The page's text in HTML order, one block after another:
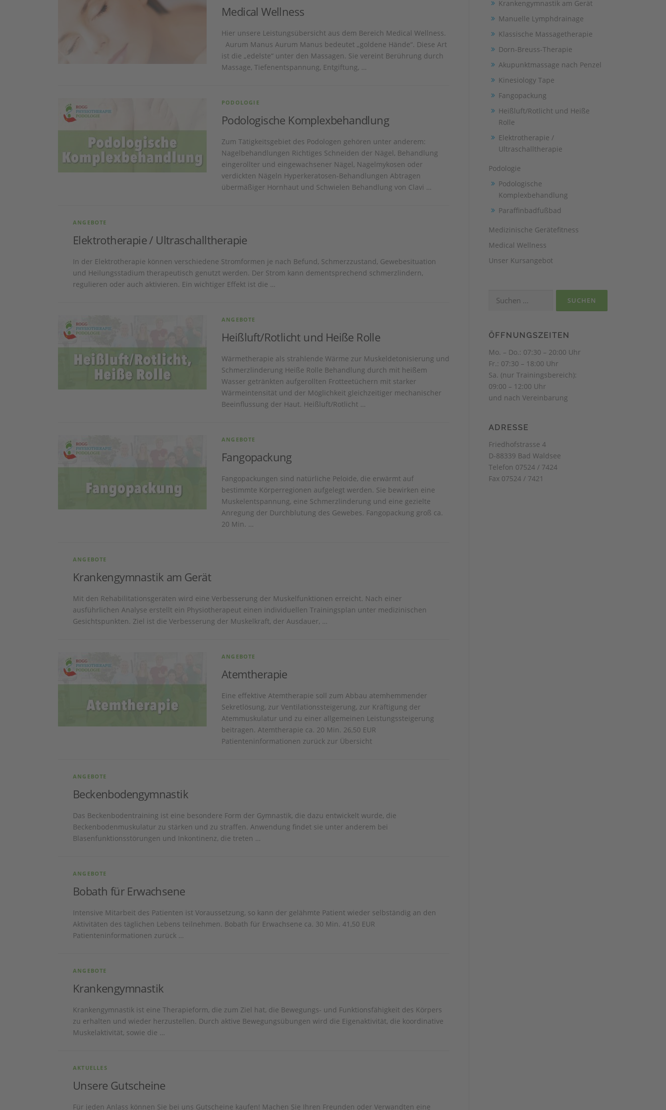
Medical Wellness
Hier unsere Leistungsübersicht aus dem Bereich Medical Wellness.
Aurum Manus Aurum Manus bedeutet „goldene Hände“. Diese Art
ist die „edelste“ unter den Massagen. Sie vereint Berührung durch
Massage, Tiefenentspannung, Entgiftung, …
PODOLOGIE
Podologische Komplexbehandlung
Zum Tätigkeitsgebiet des Podologen gehören unter anderem:
Nagelbehandlungen Richtiges Schneiden der Nägel, Behandlung
eingerollter und eingewachsener Nägel, Nagelmykosen oder
verdickten Nägeln Hyperkeratosen-Behandlungen Abtragen
übermäßiger Hornhaut und Schwielen Behandlung von Clavi …
ANGEBOTE
Elektrotherapie / Ultraschalltherapie
In der Elektrotherapie können verschiedene Stromformen je nach Befund, Schmerzzustand, Gewebesituation
und Heilungsstadium therapeutisch genutzt werden. Der Strom kann dementsprechend schmerzlindern,
regulieren oder auch aktivieren. Ein wichtiger Effekt ist die …
ANGEBOTE
Heißluft/Rotlicht und Heiße Rolle
Wärmetherapie als strahlende Wärme zur Muskeldetonisierung und
Schmerzlinderung Heiße Rolle Behandlung durch mit heißem
Wasser getränkten aufgerollten Frotteetüchern mit starker
Wärmeintensität und der Möglichkeit gleichzeitiger mechanischer
Beeinflussung der Haut. Heißluft/Rotlicht …
ANGEBOTE
Fangopackung
Fangopackungen sind natürliche Peloide, die erwärmt auf
bestimmte Körperregionen aufgelegt werden. Sie bewirken eine
Muskelentspannung, eine Schmerzlinderung und eine gezielte
Anregung der Durchblutung des Gewebes. Fangopackung groß ca.
20 Min. …
ANGEBOTE
Krankengymnastik am Gerät
Mit den Rehabilitationsgeräten wird eine Verbesserung der Muskelfunktionen erreicht. Nach einer
ausführlichen Analyse erstellt ein Physiotherapeut einen individuellen Trainingsplan unter medizinischen
Gesichtspunkten. Ziel ist die Verbesserung der Muskelkraft, der Ausdauer, …
ANGEBOTE
Atemtherapie
Eine effektive Atemtherapie soll zum Abbau atemhemmender
Sekretlösung, zur Ventilationssteigerung, zur Kräftigung der
Atemmuskulatur und zu einer allgemeinen Leistungssteigerung
beitragen. Atemtherapie ca. 20 Min. 26,50 EUR
Patienteninformationen zurück zur Übersicht
ANGEBOTE
Beckenbodengymnastik
Das Beckenbodentraining ist eine besondere Form der Gymnastik, die dazu entwickelt wurde, die
Beckenbodenmuskulatur zu stärken und zu straffen. Anwendung findet sie unter anderem bei
Blasenfunktionsstörungen und Inkontinenz, die treten …
ANGEBOTE
Bobath für Erwachsene
Intensive Mitarbeit des Patienten ist Voraussetzung, so kann der gelähmte Patient wieder selbständig an den
Aktivitäten des täglichen Lebens teilnehmen. Bobath für Erwachsene ca. 30 Min. 41,50 EUR
Patienteninformationen zurück …
ANGEBOTE
Krankengymnastik
Krankengymnastik ist eine Therapieform, die zum Ziel hat, die Bewegungs- und Funktionsfähigkeit des Körpers
zu erhalten und wieder herzustellen. Durch aktive Bewegungsübungen wird die Eigenaktivität, die koordinative
Muskelaktivität, sowie die …
AKTUELLES
Unsere Gutscheine
Für jeden Anlass können Sie bei uns Gutscheine kaufen! Machen Sie Ihren Freunden oder Verwandten eine
Krankengymnastik am Gerät
Manuelle Lymphdrainage
Klassische Massagetherapie
Dorn-Breuss-Therapie
Akupunktmassage nach Penzel
Kinesiology Tape
Fangopackung
Heißluft/Rotlicht und Heiße
Rolle
Elektrotherapie /
Ultraschalltherapie
Podologie
Podologische
Komplexbehandlung
Paraffinbadfußbad
Medizinische Gerätefitness
Medical Wellness
Unser Kursangebot
Suchen
nach:
ÖFFNUNGSZEITEN
Mo. – Do.: 07:30 – 20:00 Uhr
Fr.: 07:30 – 18:00 Uhr
Sa. (nur Trainingsbereich):
09:00 – 12:00 Uhr
und nach Vereinbarung
ADRESSE
Friedhofstrasse 4
D-88339 Bad Waldsee
Telefon 07524 / 7424
Fax 07524 / 7421